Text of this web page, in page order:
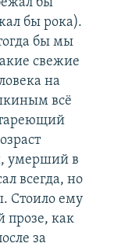
бы рока).
бы мы
свежие
на
всё
умерший в
всегда, но
Стоило ему
прозе, как
за